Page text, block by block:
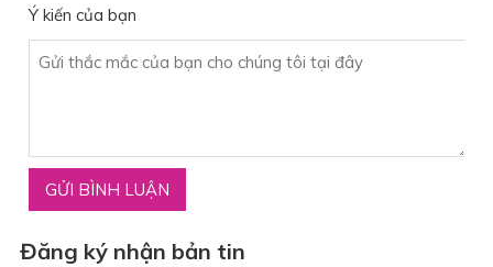
Ý kiến của bạn
Đăng ký nhận bản tin